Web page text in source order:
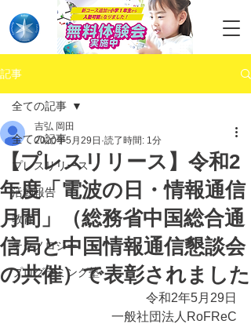
記事
全ての記事
プレスリリース
活動報告
教育
テクノロジー
プログラミング塾
全ての記事
【プレスリリース】令和2
年度「電波の日・情報通信
月間」（総務省中国総合通
信局と中国情報通信懇談会
の共催）で表彰されました
吉弘 岡田
2020年5月29日 読了時間: 1分
令和2年5月29日
一般社団法人RoFReC